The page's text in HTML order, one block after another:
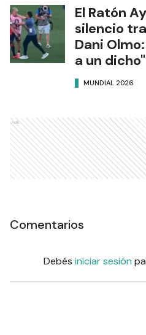
El Ratón
silencio
Dani
a un dicho"
MUNDIAL 2026
Ads
Comentarios
Debés iniciar sesión